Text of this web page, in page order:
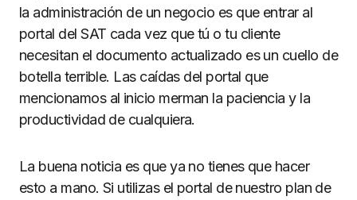
la administración de un negocio es que entrar al
portal del SAT cada vez que tú o tu cliente
necesitan el documento actualizado es un cuello de
botella terrible. Las caídas del portal que
mencionamos al inicio merman la paciencia y la
productividad de cualquiera.
La buena noticia es que ya no tienes que hacer
esto a mano. Si utilizas el portal de nuestro plan de